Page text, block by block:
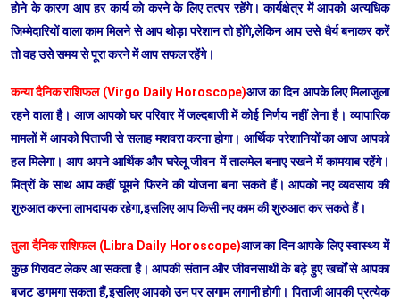
होने के कारण आप हर कार्य को करने के लिए तत्पर रहेंगे। कार्यक्षेत्र में आपको अत्यधिक
जिम्मेदारियों वाला काम मिलने से आप थोड़ा परेशान तो होंगे,लेकिन आप उसे धैर्य बनाकर करें
तो वह उसे समय से पूरा करने में आप सफल रहेंगे।
कन्या दैनिक राशिफल (Virgo Daily Horoscope)आज का दिन आपके लिए मिलाजुला
रहने वाला है। आज आपको घर परिवार में जल्दबाजी में कोई निर्णय नहीं लेना है। व्यापारिक
मामलों में आपको पिताजी से सलाह मशवरा करना होगा। आर्थिक परेशानियों का आज आपको
हल मिलेगा। आप अपने आर्थिक और घरेलू जीवन में तालमेल बनाए रखने में कामयाब रहेंगे।
मित्रों के साथ आप कहीं घूमने फिरने की योजना बना सकते हैं। आपको नए व्यवसाय की
शुरुआत करना लाभदायक रहेगा,इसलिए आप किसी नए काम की शुरुआत कर सकते हैं।
तुला दैनिक राशिफल (Libra Daily Horoscope)आज का दिन आपके लिए स्वास्थ्य में
कुछ गिरावट लेकर आ सकता है। आपकी संतान और जीवनसाथी के बढ़े हुए खर्चों से आपका
बजट डगमगा सकता हैं,इसलिए आपको उन पर लगाम लगानी होगी। पिताजी आपकी प्रत्येक